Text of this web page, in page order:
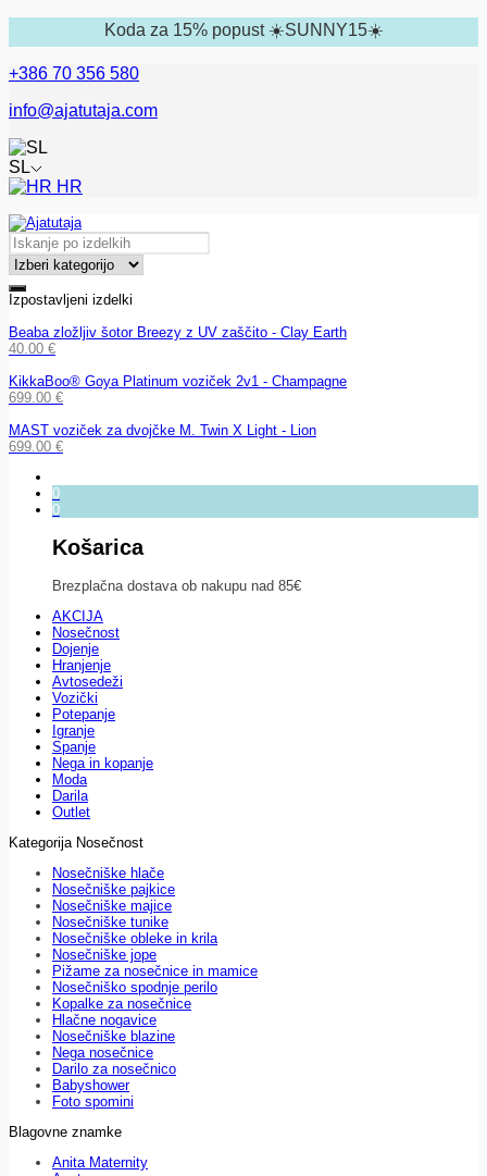
Koda za 15% popust ☀️SUNNY15☀️
+386 70 356 580
info@ajatutaja.com
SL
HR
Izpostavljeni izdelki
Beaba zložljiv šotor Breezy z UV zaščito - Clay Earth
40.00 €
KikkaBoo® Goya Platinum voziček 2v1 - Champagne
699.00 €
MAST voziček za dvojčke M. Twin X Light - Lion
699.00 €
0
0
Košarica
Brezplačna dostava ob nakupu nad 85€
AKCIJA
Nosečnost
Dojenje
Hranjenje
Avtosedeži
Vozički
Potepanje
Igranje
Spanje
Nega in kopanje
Moda
Darila
Outlet
Kategorija Nosečnost
Nosečniške hlače
Nosečniške pajkice
Nosečniške majice
Nosečniške tunike
Nosečniške obleke in krila
Nosečniške jope
Pižame za nosečnice in mamice
Nosečniško spodnje perilo
Kopalke za nosečnice
Hlačne nogavice
Nosečniške blazine
Nega nosečnice
Darilo za nosečnico
Babyshower
Foto spomini
Blagovne znamke
Anita Maternity